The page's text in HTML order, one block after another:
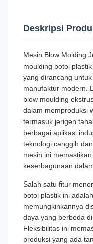
Deskripsi
Mesin Blow Molding
moulding botol
yang dirancang
manufaktur modern.
blow moulding
dalam memproduksi
termasuk jerigen
berbagai aplikasi
teknologi canggih
mesin ini
keserbagunaan
Salah satu fitur
botol plastik ini
memungkinkannya
daya yang berbeda
Fleksibilitas ini
produksi yang ada